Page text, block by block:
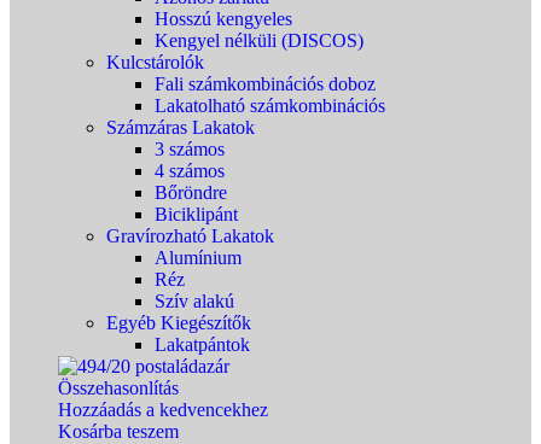
Hosszú kengyeles
Kengyel nélküli (DISCOS)
Kulcstárolók
Fali számkombinációs doboz
Lakatolható számkombinációs
Számzáras Lakatok
3 számos
4 számos
Bőröndre
Biciklipánt
Gravírozható Lakatok
Alumínium
Réz
Szív alakú
Egyéb Kiegészítők
Lakatpántok
Összehasonlítás
Hozzáadás a kedvencekhez
Kosárba teszem